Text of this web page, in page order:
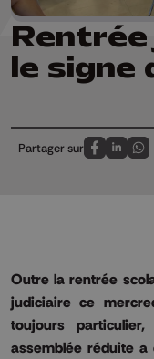
Rentrée
le signe
Partager sur
Partagez
Outre la rentrée
judiciaire ce
toujours
assemblée réduite